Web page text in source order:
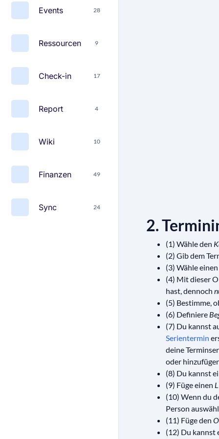
Events 28
Ressourcen 9
Check-in 17
Report 4
Wiki 10
Finanzen 49
Sync 24
2.
(1) Wähle den
(2) Gib dem
(3) Wähle einen
(4) Mit dieser
hast, dennoch
(5) Bestimme,
(6) Definiere
(7) Du kannst
Serientermin
deine
oder
(8) Du kannst
(9) Füge einen
(10) Wenn du
Person
(11) Füge den
(12) Du kannst